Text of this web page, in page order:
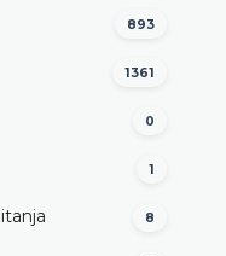
specijalnih
entiteta sa
893
1361
0
1
8